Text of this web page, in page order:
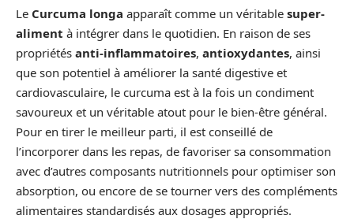
Le Curcuma longa apparaît comme un véritable super-
aliment à intégrer dans le quotidien. En raison de ses
propriétés anti-inflammatoires, antioxydantes, ainsi
que son potentiel à améliorer la santé digestive et
cardiovasculaire, le curcuma est à la fois un condiment
savoureux et un véritable atout pour le bien-être général.
Pour en tirer le meilleur parti, il est conseillé de
l’incorporer dans les repas, de favoriser sa consommation
avec d’autres composants nutritionnels pour optimiser son
absorption, ou encore de se tourner vers des compléments
alimentaires standardisés aux dosages appropriés.